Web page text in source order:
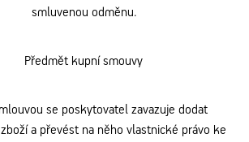
smluvenou odměnu.
Předmět kupní smouvy
se poskytovatel zavazuje dodat
a převést na něho vlastnické právo ke